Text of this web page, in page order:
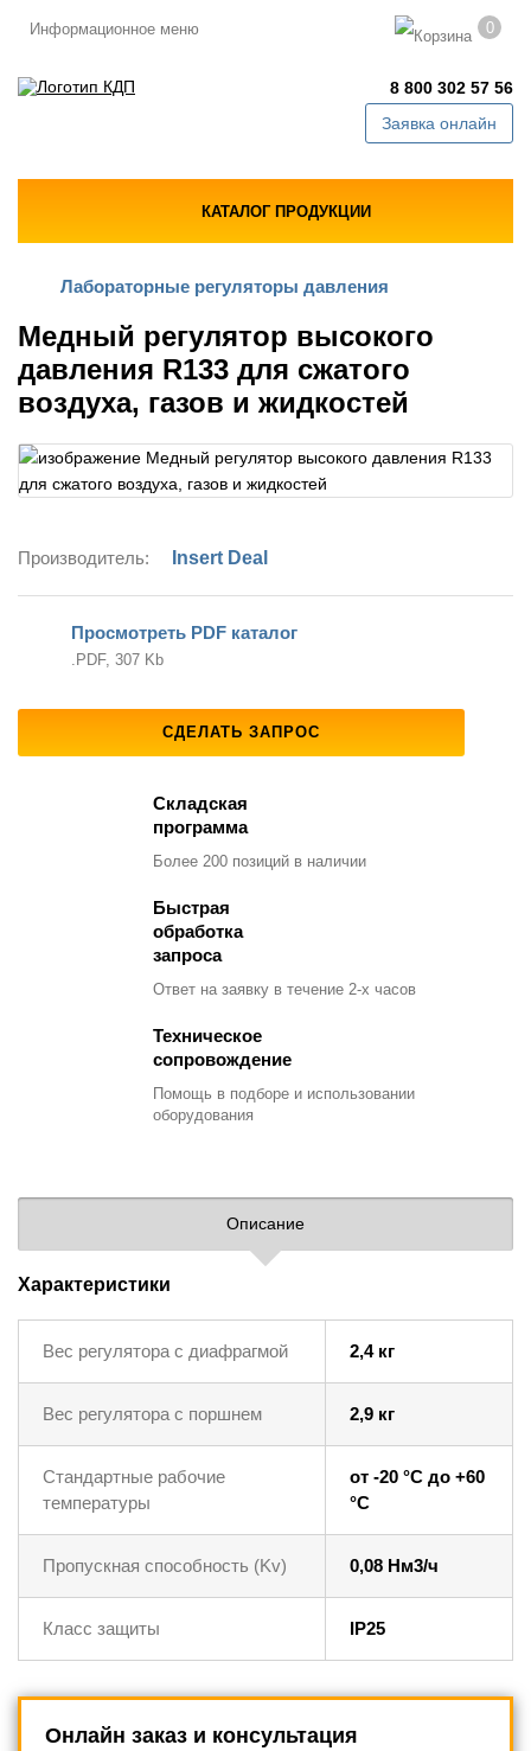
Информационное меню 0
8 800 302 57 56
Заявка онлайн
КАТАЛОГ ПРОДУКЦИИ
Лабораторные регуляторы давления
Медный регулятор высокого
давления R133 для сжатого
воздуха, газов и жидкостей
Производитель: Insert Deal
Просмотреть PDF каталог
.PDF, 307 Kb
СДЕЛАТЬ ЗАПРОС
Складская
программа
Более 200 позиций в наличии
Быстрая
обработка
запроса
Ответ на заявку в течение 2-х часов
Техническое
сопровождение
Помощь в подборе и использовании
оборудования
Описание
Характеристики
Вес регулятора с диафрагмой 2,4 кг
Вес регулятора с поршнем 2,9 кг
Стандартные рабочие
температуры
от -20 °C до +60
°C
Пропускная способность (Kv) 0,08 Нм3/ч
Класс защиты IP25
Онлайн заказ и консультация